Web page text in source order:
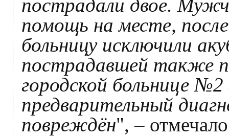
пострадали двое.
помощь на месте,
больницу исключили
пострадавшей также
городской больнице №2
предварительный
повреждён", –